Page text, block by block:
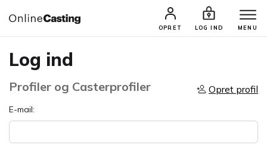
OPRET LOG IND MENU
Log ind
Profiler og Casterprofiler Opret profil
E-mail: